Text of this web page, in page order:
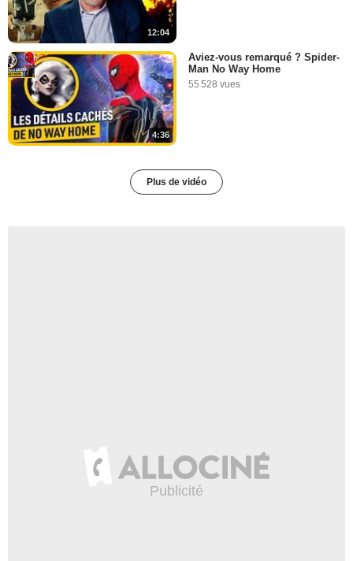
12:04
4:36
Aviez-vous remarqué ? Spider-
Man No Way Home
55 528 vues
Plus de vidéo